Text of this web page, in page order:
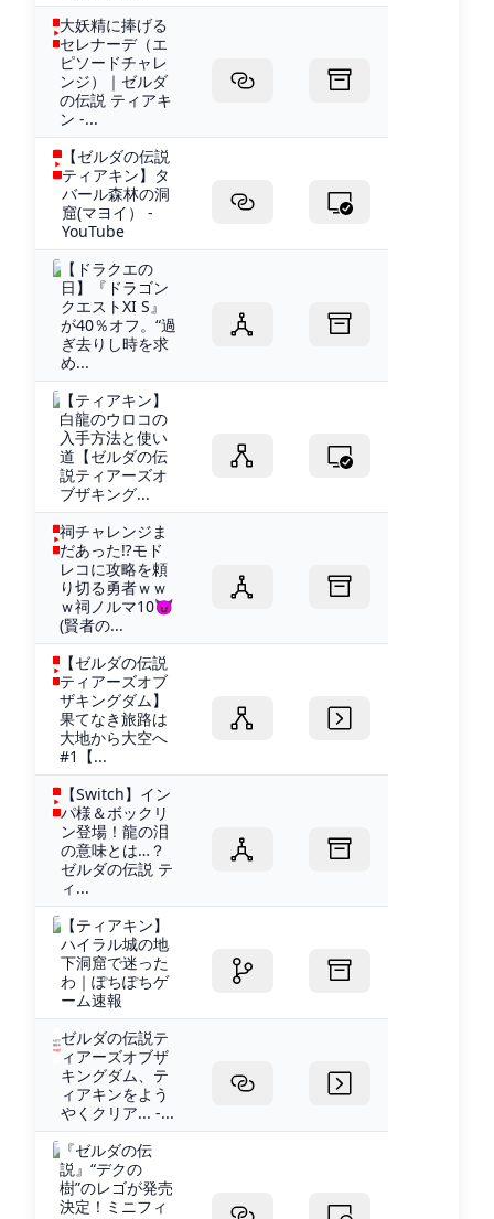
大妖精に捧げる
セレナーデ（エ
ピソードチャレ
ンジ）｜ゼルダ
の伝説 ティアキ
ン -...
【ゼルダの伝説
ティアキン】タ
バール森林の洞
窟(マヨイ） -
YouTube
【ドラクエの
日】『ドラゴン
クエストXI S』
が40％オフ。“過
ぎ去りし時を求
め...
【ティアキン】
白龍のウロコの
入手方法と使い
道【ゼルダの伝
説ティアーズオ
ブザキング...
祠チャレンジま
だあった⁉モド
レコに攻略を頼
り切る勇者ｗｗ
ｗ祠ノルマ10😈
(賢者の...
【ゼルダの伝説
ティアーズオブ
ザキングダム】
果てなき旅路は
大地から大空へ
#1【...
【Switch】イン
パ様＆ボックリ
ン登場！龍の泪
の意味とは…？
ゼルダの伝説 テ
ィ...
【ティアキン】
ハイラル城の地
下洞窟で迷った
わ｜ぽちぽちゲ
ーム速報
ゼルダの伝説テ
ィアーズオブザ
キングダム、テ
ィアキンをよう
やくクリア... -...
『ゼルダの伝
説』“デクの
樹”のレゴが発売
決定！ミニフィ